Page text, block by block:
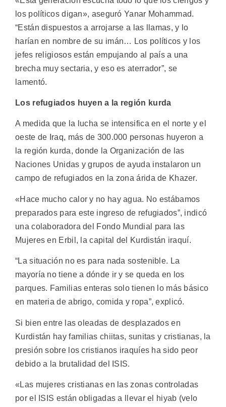
los políticos digan», aseguró Yanar Mohammad.
“Están dispuestos a arrojarse a las llamas, y lo
harían en nombre de su imán… Los políticos y los
jefes religiosos están empujando al país a una
brecha muy sectaria, y eso es aterrador”, se
lamentó.
Los refugiados huyen a la región kurda
A medida que la lucha se intensifica en el norte y el
oeste de Iraq, más de 300.000 personas huyeron a
la región kurda, donde la Organización de las
Naciones Unidas y grupos de ayuda instalaron un
campo de refugiados en la zona árida de Khazer.
«Hace mucho calor y no hay agua. No estábamos
preparados para este ingreso de refugiados”, indicó
una colaboradora del Fondo Mundial para las
Mujeres en Erbil, la capital del Kurdistán iraquí.
“La situación no es para nada sostenible. La
mayoría no tiene a dónde ir y se queda en los
parques. Familias enteras solo tienen lo más básico
en materia de abrigo, comida y ropa”, explicó.
Si bien entre las oleadas de desplazados en
Kurdistán hay familias chiitas, sunitas y cristianas, la
presión sobre los cristianos iraquíes ha sido peor
debido a la brutalidad del ISIS.
«Las mujeres cristianas en las zonas controladas
por el ISIS están obligadas a llevar el hiyab (velo